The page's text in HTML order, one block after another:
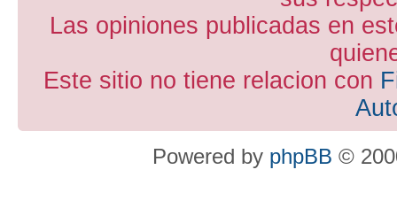
Las opiniones publicadas en
Este sitio no tiene relacion con
Powered by phpBB ©